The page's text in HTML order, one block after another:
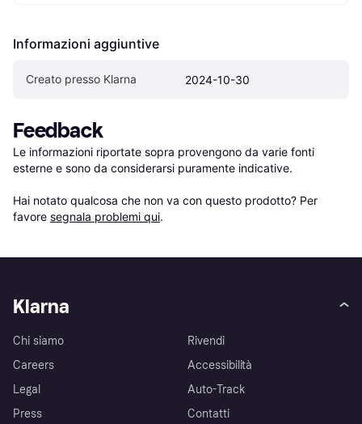
Informazioni aggiuntive
Creato presso Klarna 2024-10-30
Feedback
Le informazioni riportate sopra provengono da varie fonti
esterne e sono da considerarsi puramente indicative.
Hai notato qualcosa che non va con questo prodotto? Per
favore segnala problemi qui.
Klarna
Chi siamo
Careers
Legal
Press
Rivendi
Accessibilità
Auto-Track
Contatti